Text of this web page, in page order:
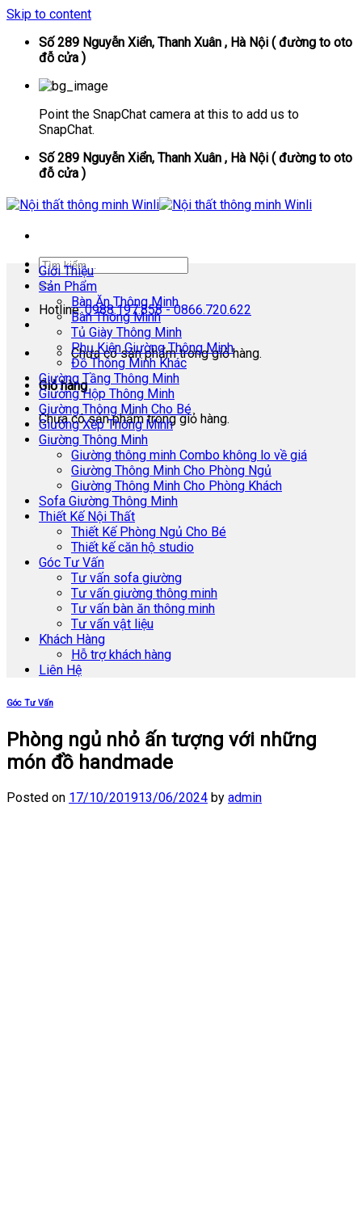
Skip to content
Số 289 Nguyễn Xiển, Thanh Xuân , Hà Nội ( đường to oto
đỗ cửa )
Point the SnapChat camera at this to add us to
SnapChat.
Số 289 Nguyễn Xiển, Thanh Xuân , Hà Nội ( đường to oto
đỗ cửa )
Hotline:0988.197.858 - 0866.720.622
Chưa có sản phẩm trong giỏ hàng.
Giỏ hàng
Chưa có sản phẩm trong giỏ hàng.
Giới Thiệu
Sản Phẩm
Bàn Ăn Thông Minh
Bàn Thông Minh
Tủ Giày Thông Minh
Phụ Kiện Giường Thông Minh
Đồ Thông Minh Khác
Giường Tầng Thông Minh
Giường Hộp Thông Minh
Giường Thông Minh Cho Bé
Giường Xếp Thông Minh
Giường Thông Minh
Giường thông minh Combo không lo về giá
Giường Thông Minh Cho Phòng Ngủ
Giường Thông Minh Cho Phòng Khách
Sofa Giường Thông Minh
Thiết Kế Nội Thất
Thiết Kế Phòng Ngủ Cho Bé
Thiết kế căn hộ studio
Góc Tư Vấn
Tư vấn sofa giường
Tư vấn giường thông minh
Tư vấn bàn ăn thông minh
Tư vấn vật liệu
Khách Hàng
Hỗ trợ khách hàng
Liên Hệ
Góc Tư Vấn
Phòng ngủ nhỏ ấn tượng với những
món đồ handmade
Posted on 17/10/201913/06/2024 by admin